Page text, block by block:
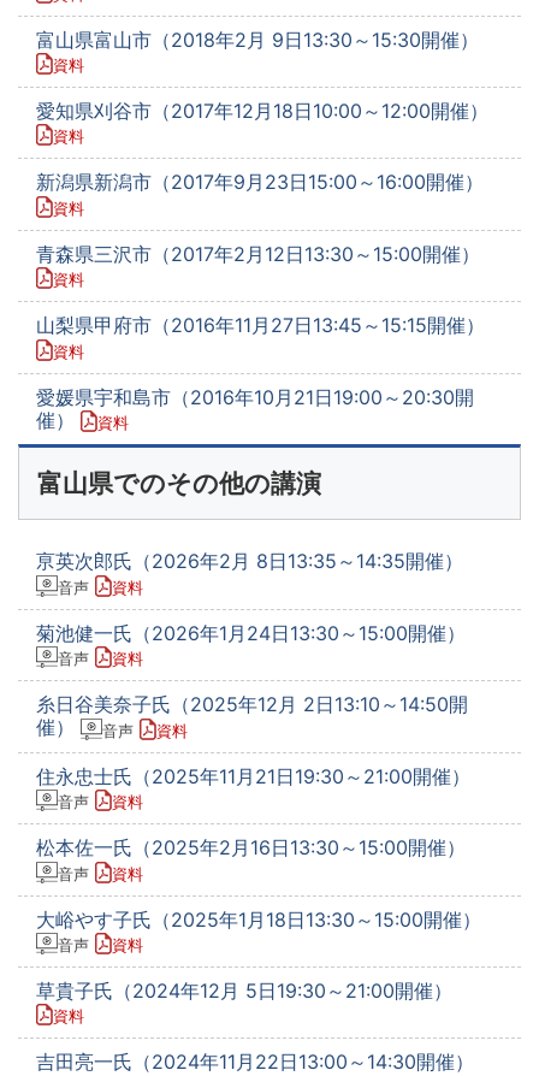
富山県富山市（2018年2月 9日13:30～15:30開催）
資料
愛知県刈谷市（2017年12月18日10:00～12:00開催）
資料
新潟県新潟市（2017年9月23日15:00～16:00開催）
資料
青森県三沢市（2017年2月12日13:30～15:00開催）
資料
山梨県甲府市（2016年11月27日13:45～15:15開催）
資料
愛媛県宇和島市（2016年10月21日19:00～20:30開
催）
資料
富山県でのその他の講演
亰英次郎氏（2026年2月 8日13:35～14:35開催）
音声 資料
菊池健一氏（2026年1月24日13:30～15:00開催）
音声 資料
糸日谷美奈子氏（2025年12月 2日13:10～14:50開
催）
音声 資料
住永忠士氏（2025年11月21日19:30～21:00開催）
音声 資料
松本佐一氏（2025年2月16日13:30～15:00開催）
音声 資料
大峪やす子氏（2025年1月18日13:30～15:00開催）
音声 資料
草貴子氏（2024年12月 5日19:30～21:00開催）
資料
吉田亮一氏（2024年11月22日13:00～14:30開催）